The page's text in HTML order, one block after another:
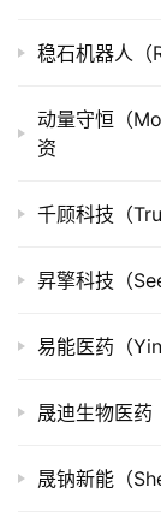
投
数
学
稳石机器人
动量守恒（
资
千顾科技（
昇擎科技（
易能医药（
晟迪生物医药
晟钠新能（